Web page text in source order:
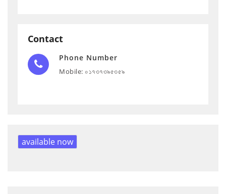
Contact
Phone Number
Mobile: ০১৭৩৭৩৯৫৩৫৯
available now